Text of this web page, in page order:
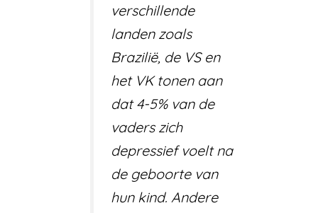
verschillende
landen zoals
Brazilië, de VS en
het VK tonen aan
dat 4-5% van de
vaders zich
depressief voelt na
de geboorte van
hun kind. Andere